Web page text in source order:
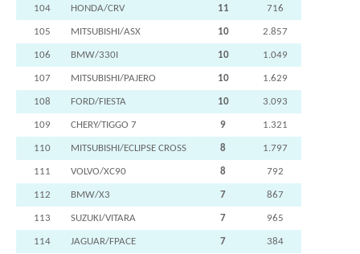
104 HONDA/CRV 11 716
105 MITSUBISHI/ASX 10 2.857
106 BMW/330I 10 1.049
107 MITSUBISHI/PAJERO 10 1.629
108 FORD/FIESTA 10 3.093
109 CHERY/TIGGO 7 9 1.321
110 MITSUBISHI/ECLIPSE CROSS 8 1.797
111 VOLVO/XC90 8 792
112 BMW/X3 7 867
113 SUZUKI/VITARA 7 965
114 JAGUAR/FPACE 7 384